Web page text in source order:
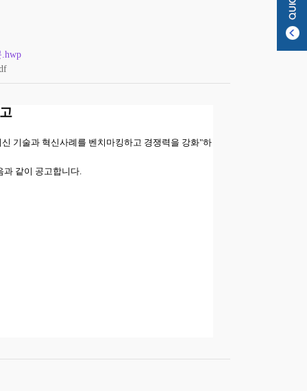
기술과 혁신사례를 벤치마킹하고 경쟁력을 강화"하
과 같이 공고합니다.